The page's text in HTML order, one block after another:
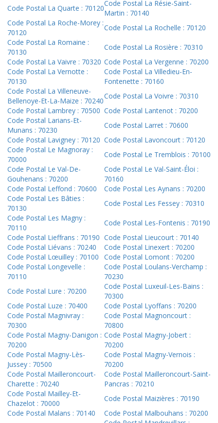
Code Postal La Quarte : 70120
Code Postal La Résie-Saint-
Martin : 70140
Code Postal La Roche-Morey :
70120
Code Postal La Rochelle : 70120
Code Postal La Romaine :
70130
Code Postal La Rosière : 70310
Code Postal La Vaivre : 70320 Code Postal La Vergenne : 70200
Code Postal La Vernotte :
70130
Code Postal La Villedieu-En-
Fontenette : 70160
Code Postal La Villeneuve-
Bellenoye-Et-La-Maize : 70240
Code Postal La Voivre : 70310
Code Postal Lambrey : 70500 Code Postal Lantenot : 70200
Code Postal Larians-Et-
Munans : 70230
Code Postal Larret : 70600
Code Postal Lavigney : 70120 Code Postal Lavoncourt : 70120
Code Postal Le Magnoray :
70000
Code Postal Le Tremblois : 70100
Code Postal Le Val-De-
Gouhenans : 70200
Code Postal Le Val-Saint-Éloi :
70160
Code Postal Leffond : 70600
Code Postal Les Aynans : 70200
Code Postal Les Bâties :
70130
Code Postal Les Fessey : 70310
Code Postal Les Magny :
70110
Code Postal Les-Fontenis : 70190
Code Postal Lieffrans : 70190 Code Postal Lieucourt : 70140
Code Postal Liévans : 70240
Code Postal Linexert : 70200
Code Postal Lœuilley : 70100
Code Postal Lomont : 70200
Code Postal Longevelle :
70110
Code Postal Loulans-Verchamp :
70230
Code Postal Lure : 70200
Code Postal Luxeuil-Les-Bains :
70300
Code Postal Luze : 70400
Code Postal Lyoffans : 70200
Code Postal Magnivray :
70300
Code Postal Magnoncourt :
70800
Code Postal Magny-Danigon :
70200
Code Postal Magny-Jobert :
70200
Code Postal Magny-Lès-
Jussey : 70500
Code Postal Magny-Vernois :
70200
Code Postal Mailleroncourt-
Charette : 70240
Code Postal Mailleroncourt-Saint-
Pancras : 70210
Code Postal Mailley-Et-
Chazelot : 70000
Code Postal Maizières : 70190
Code Postal Malans : 70140
Code Postal Malbouhans : 70200